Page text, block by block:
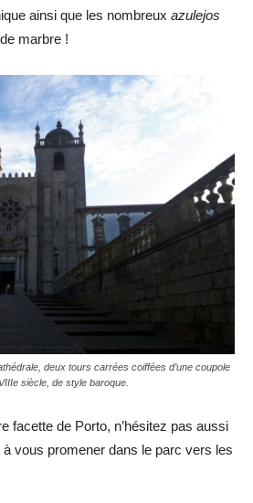
ainsi que les nombreux azulejos
marbre !
deux tours carrées coiffées d’une coupole
siècle, de style baroque.
facette de Porto, n’hésitez pas aussi
vous promener dans le parc vers les